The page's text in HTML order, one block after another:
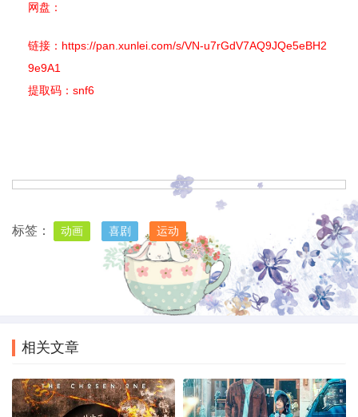
网盘：
链接： https://pan.xunlei.com/s/VN-u7rGdV7AQ9JQe5eBH2
9e9A1
提取码：snf6
标签： 动画 喜剧 运动
2022年度大片易烊千玺 奇迹·笨小孩
下一篇
2022年 哥俩儿好 [国产喜剧 刘小光主演]
相关文章